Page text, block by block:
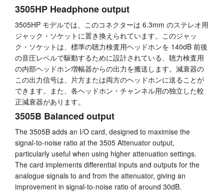
3505HP Headphone output
3505HP モデルでは、このコネクターは 6.3mm のステレオ用
ジャック・ソケットに置き換えられています。このジャッ
ク・ソケットは、標準の聴力検査用ヘッドホンを 140dB 前後
の音圧レベルで駆動するために設計されている、聴力検査用
の内部ヘッドホン増幅器からの出力を搬送します。減衰器の
この出力信号は、片方または両方のヘッドホンに送ることが
できます。また、各ヘッドホン・チャンネル用の独立した較
正減衰器があります。
3505B Balanced output
The 3505B adds an I/O card, designed to maximise the
signal-to-noise ratio at the 3505 Attenuator output,
particularly useful when using higher attenuation settings.
The card implements differential inputs and outputs for the
analogue signals to and from the attenuator, giving an
improvement in signal-to-noise ratio of around 30dB.